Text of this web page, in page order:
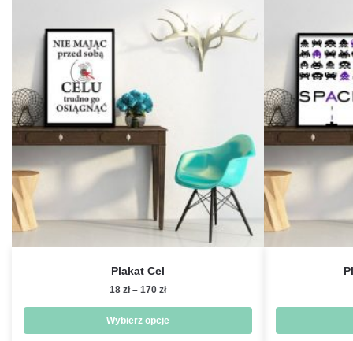
Plakat Cel
18 zł – 170 złZakres
od
18 zł
Wybierz opcje